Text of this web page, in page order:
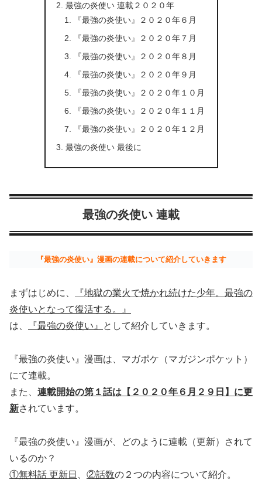
最強の炎使い 連載２０２０年
『最強の炎使い』２０２０年６月
『最強の炎使い』２０２０年７月
『最強の炎使い』２０２０年８月
『最強の炎使い』２０２０年９月
『最強の炎使い』２０２０年１０月
『最強の炎使い』２０２０年１１月
『最強の炎使い』２０２０年１２月
最強の炎使い 最後に
最強の炎使い 連載
『最強の炎使い』漫画の連載について紹介していきます
まずはじめに、
『地獄の業火で焼かれ続けた少年。最強の
炎使いとなって復活する。』
は、
『最強の炎使い』 として紹介していきます。
『最強の炎使い』漫画は、マガポケ（マガジンポケット）
にて連載。
また、 連載開始の第１話は【２０２０年６月２９日】に更
新されています。
『最強の炎使い』漫画が、どのように連載（更新）されて
いるのか？
①無料話 更新日
②話数の２つの内容について紹介。